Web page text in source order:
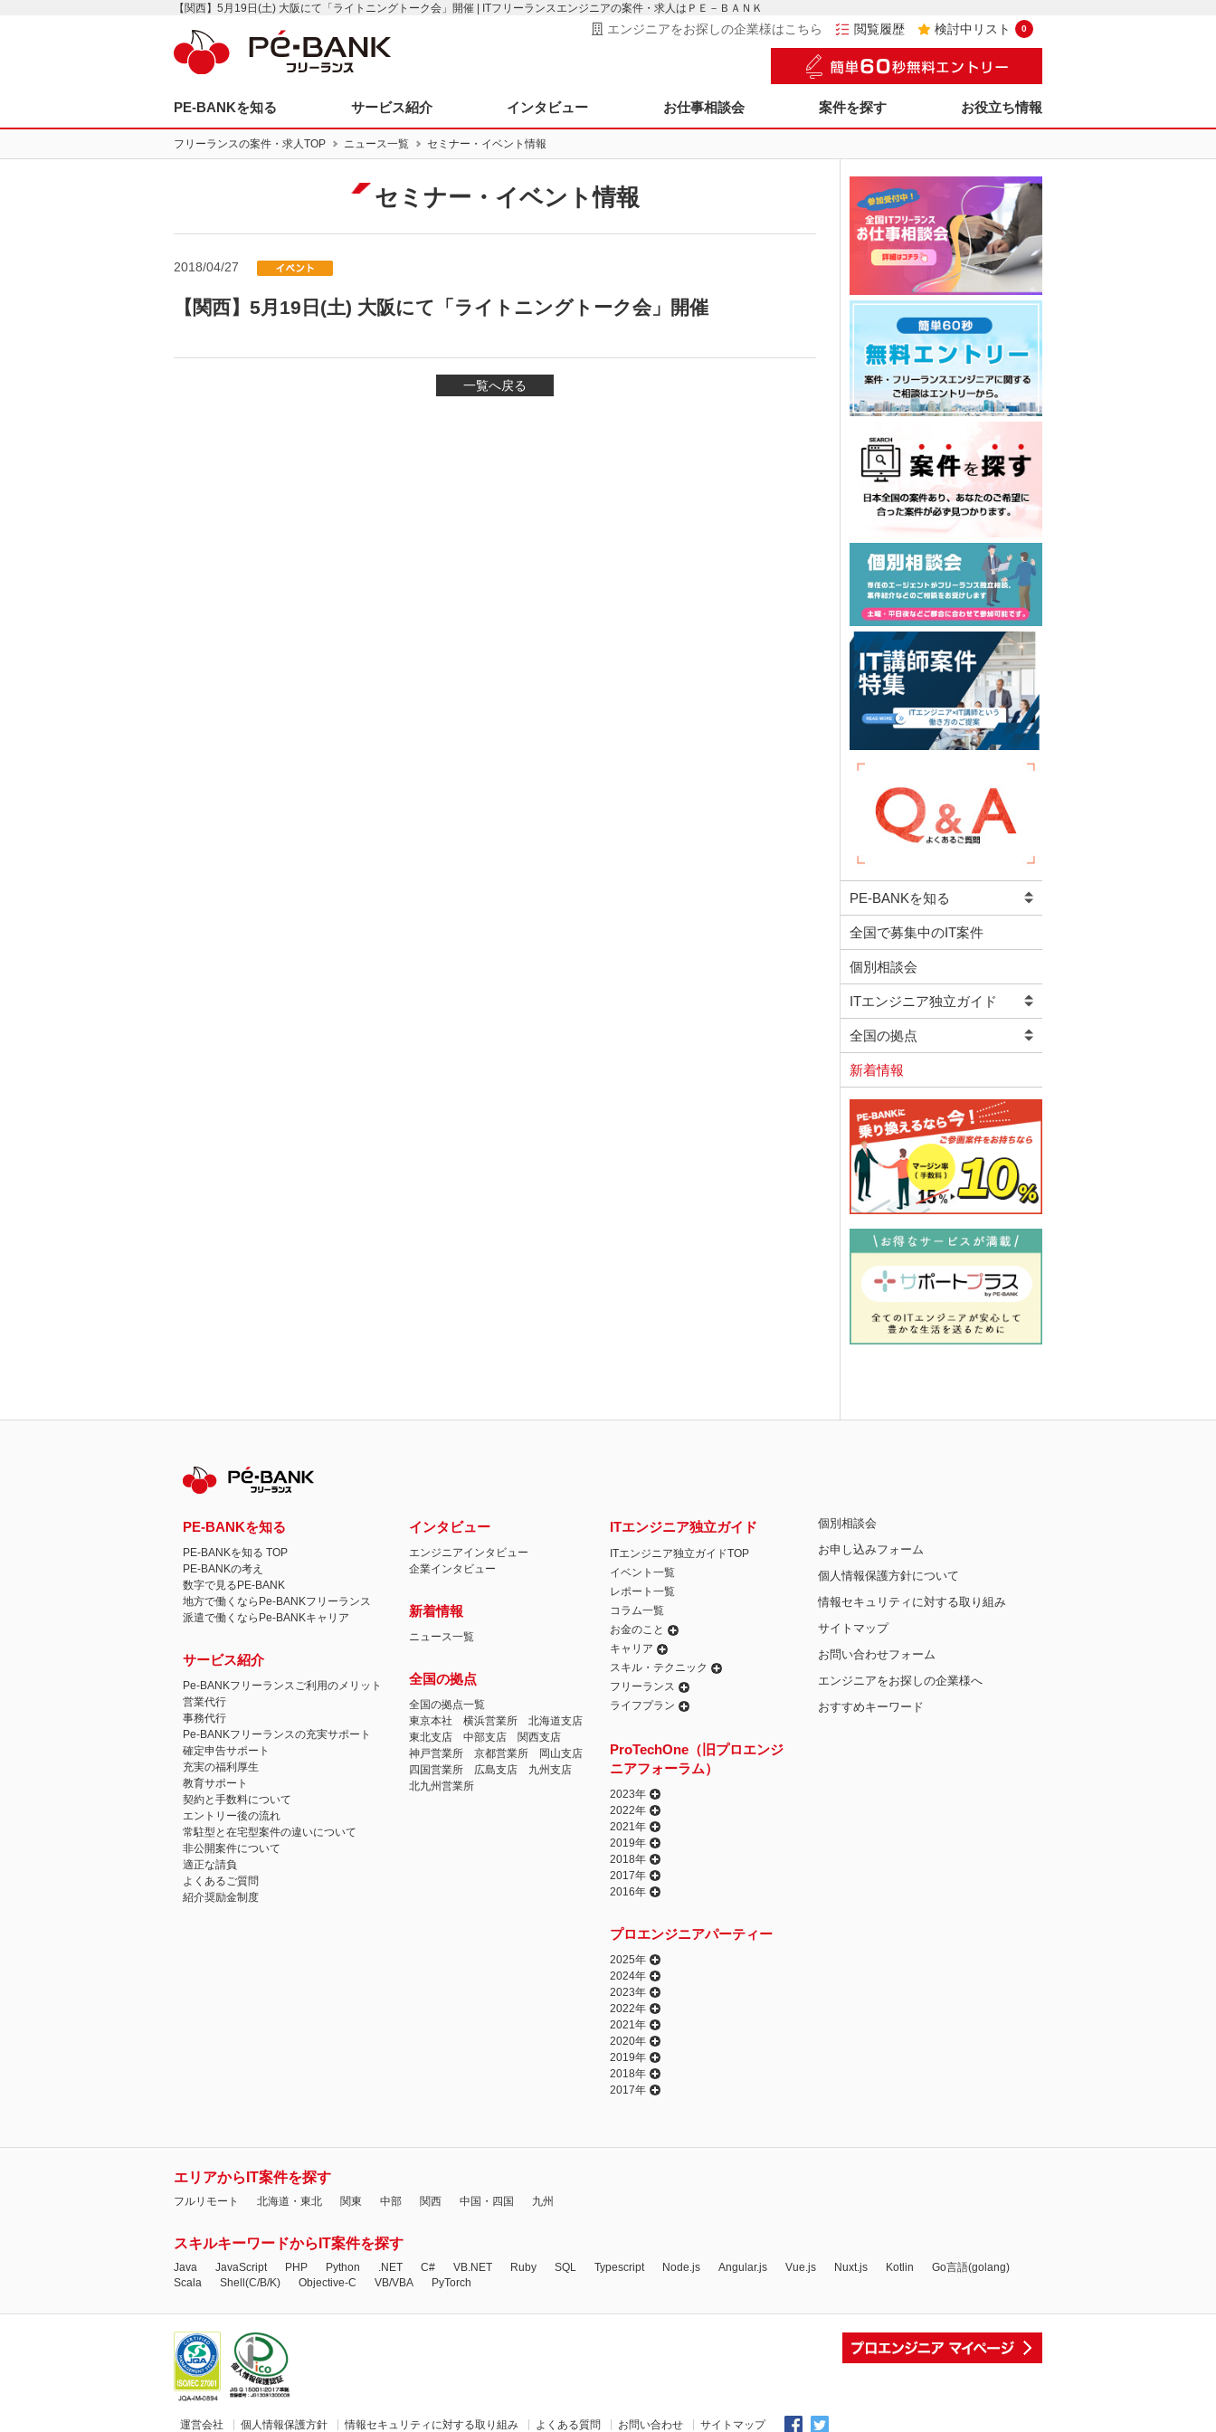
【関西】5月19日(土) 大阪にて「ライトニングトーク会」開催 | ITフリーランスエンジニアの案件・求人はＰＥ－ＢＡＮＫ
エンジニアをお探しの企業様はこちら 閲覧履歴 検討中リスト 0
PE-BANKを知る サービス紹介 インタビュー お仕事相談会 案件を探す お役立ち情報
フリーランスの案件・求人TOP ニュース一覧 セミナー・イベント情報
PE-BANKを知る
全国で募集中のIT案件
個別相談会
ITエンジニア独立ガイド
全国の拠点
新着情報
セミナー・イベント情報
2018/04/27
【関西】5月19日(土) 大阪にて「ライトニングトーク会」開催
一覧へ戻る
PE-BANKを知る
PE-BANKを知る TOP
PE-BANKの考え
数字で見るPE-BANK
地方で働くならPe-BANKフリーランス
派遣で働くならPe-BANKキャリア
サービス紹介
Pe-BANKフリーランスご利用のメリット
営業代行
事務代行
Pe-BANKフリーランスの充実サポート
確定申告サポート
充実の福利厚生
教育サポート
契約と手数料について
エントリー後の流れ
常駐型と在宅型案件の違いについて
非公開案件について
適正な請負
よくあるご質問
紹介奨励金制度
インタビュー
エンジニアインタビュー
企業インタビュー
新着情報
ニュース一覧
全国の拠点
全国の拠点一覧
東京本社
横浜営業所
北海道支店
東北支店
中部支店
関西支店
神戸営業所
京都営業所
岡山支店
四国営業所
広島支店
九州支店
北九州営業所
ITエンジニア独立ガイド
ITエンジニア独立ガイドTOP
イベント一覧
レポート一覧
コラム一覧
お金のこと
キャリア
スキル・テクニック
フリーランス
ライフプラン
ProTechOne（旧プロエンジ
ニアフォーラム）
2023年
2022年
2021年
2019年
2018年
2017年
2016年
プロエンジニアパーティー
2025年
2024年
2023年
2022年
2021年
2020年
2019年
2018年
2017年
個別相談会
お申し込みフォーム
個人情報保護方針について
情報セキュリティに対する取り組み
サイトマップ
お問い合わせフォーム
エンジニアをお探しの企業様へ
おすすめキーワード
エリアからIT案件を探す
フルリモート 北海道・東北 関東 中部 関西 中国・四国 九州
スキルキーワードからIT案件を探す
Java JavaScript PHP Python .NET C# VB.NET Ruby SQL Typescript Node.js Angular.js Vue.js Nuxt.js Kotlin
Go言語(golang)
Scala
Shell(C/B/K) Objective-C VB/VBA PyTorch
運営会社 個人情報保護方針 情報セキュリティに対する取り組み よくある質問 お問い合わせ サイトマップ